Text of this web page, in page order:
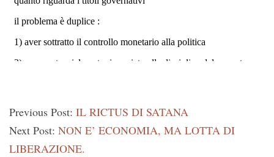
Previous Post: IL RICTUS DI SATANA
Next Post: NON E’ ECONOMIA, MA LOTTA DI
LIBERAZIONE.